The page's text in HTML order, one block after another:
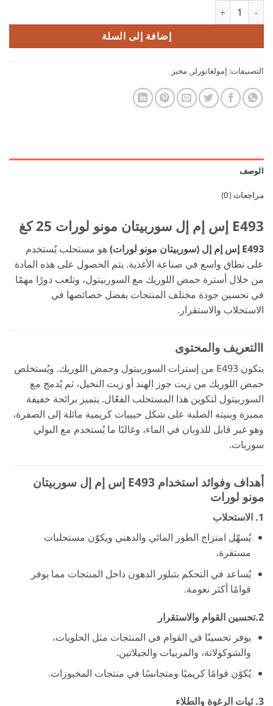
إضافة إلى السلة
التصنيفات: إمولغاتورلر , مخبز
الوصف
مراجعات (0)
E493 إس إم إل سوربيتان مونو لورات 25 كغ
E493 إس إم إل (سوربيتان مونو لورات)
هو مستحلب يُستخدم
على نطاق واسع في صناعة الأغذية. يتم الحصول على هذه المادة
من خلال أسترة حمض اللوريك مع السوربيتول، وتلعب دورًا مهمًا
في تحسين جودة مختلف المنتجات بفضل خصائصها في
الاستحلاب والاستقرار.
lالتعريف والمحتوى
يتكون E493 من إسترات السوربيتول وحمض اللوريك. ويُستخلص
حمض اللوريك من زيت جوز الهند أو زيت النخيل، ثم يُدمج مع
السوربيتول لتكوين هذا المستحلب الفعّال. يتميز برائحة خفيفة
مميزة وبنيته الصلبة على شكل حبيبات كريمية مائلة إلى الصفرة،
وهو غير قابل للذوبان في الماء، وغالبًا ما يُستخدم مع البولي
سوربات.
أهداف وفوائد استخدام
E493 إس إم إل سوربيتان
مونو لورات
1. الاستحلاب
يُسهّل امتزاج الطور المائي والدهني ويكوّن مستحلبات
مستقرة.
يُساعد في التحكم بتبلور الدهون داخل المنتجات مما يوفر
قوامًا أكثر نعومة.
2. تحسين القوام والاستقرار
يوفر تحسينًا في القوام في المنتجات مثل الحلويات،
والشوكولاتة، والمربيات والجيلاتين.
يُكوّن قوامًا كريميًا ومتجانسًا في منتجات المخبوزات.
3. ثبات الرغوة والطلاء